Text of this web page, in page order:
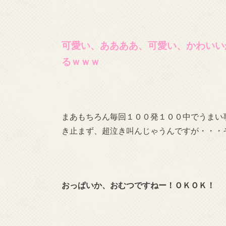
可愛い、ああああ、可愛い、かわい
るｗｗｗ
まあもちろん毎回１００発１００中でうま
き止まず、超泣き叫んじゃうんですが・・
おっぱいか、おむつですねー！ ＯＫＯＫ！